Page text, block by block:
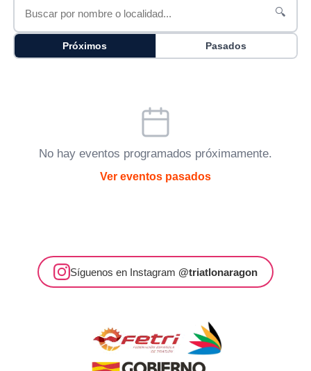
🔍
Próximos Pasados
No hay eventos programados próximamente.
Ver eventos pasados
Síguenos en Instagram @triatlonaragon